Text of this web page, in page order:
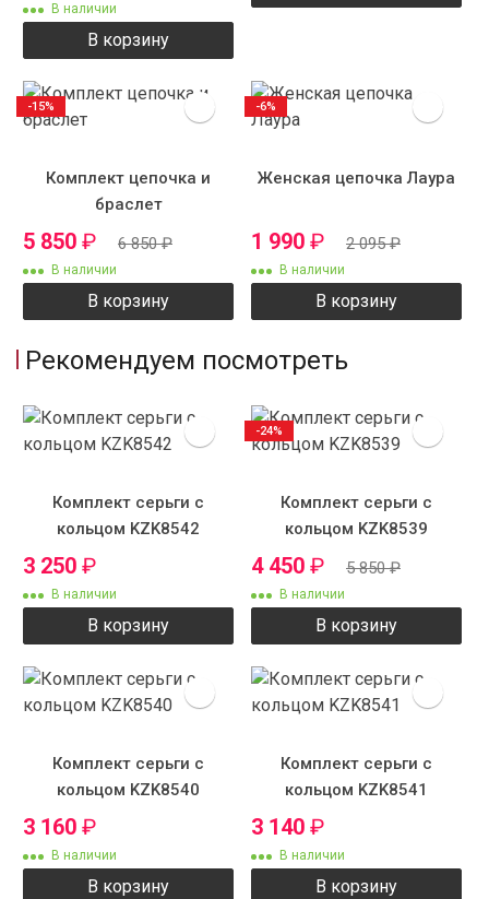
В наличии
В корзину
Комплект цепочка и
браслет
5 850 ₽ 6 850₽
В наличии
В корзину
-15%
Женская цепочка Лаура
1 990 ₽ 2 095₽
В наличии
В корзину
-6%
Рекомендуем посмотреть
Комплект серьги с
кольцом KZK8542
3 250 ₽
В наличии
В корзину
Комплект серьги с
кольцом KZK8539
4 450 ₽ 5 850₽
В наличии
В корзину
-24%
Комплект серьги с
кольцом KZK8540
3 160 ₽
В наличии
В корзину
Комплект серьги с
кольцом KZK8541
3 140 ₽
В наличии
В корзину